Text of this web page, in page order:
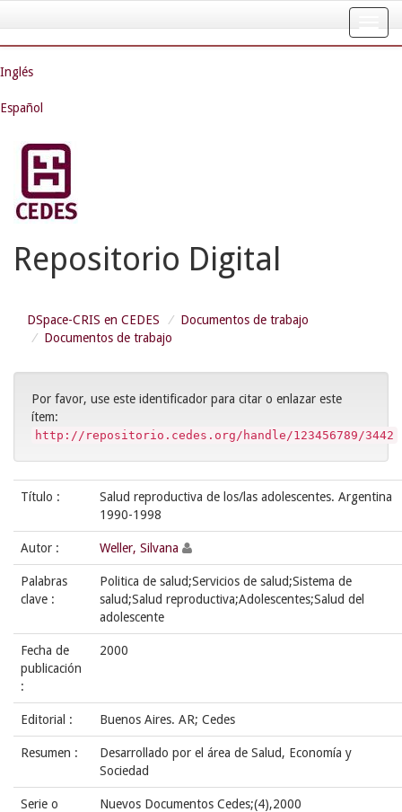
navigation
Inglés
Español
Repositorio Digital
DSpace-CRIS en CEDES
Documentos de trabajo
Documentos de trabajo
Por favor, use este identificador para citar o enlazar este
ítem:
http://repositorio.cedes.org/handle/123456789/3442
Título :
Salud reproductiva de los/las adolescentes. Argentina
1990-1998
Autor : Weller, Silvana
Palabras
clave :
Politica de salud;Servicios de salud;Sistema de
salud;Salud reproductiva;Adolescentes;Salud del
adolescente
Fecha de
publicación
:
2000
Editorial : Buenos Aires. AR; Cedes
Resumen :
Desarrollado por el área de Salud, Economía y
Sociedad
Serie o
Nuevos Documentos Cedes;(4),2000